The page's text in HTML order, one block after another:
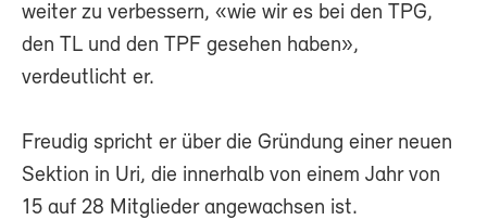
weiter zu verbessern, «wie wir es bei den TPG,
den TL und den TPF gesehen haben»,
verdeutlicht er.
Freudig spricht er über die Gründung einer neuen
Sektion in Uri, die innerhalb von einem Jahr von
15 auf 28 Mitglieder angewachsen ist.